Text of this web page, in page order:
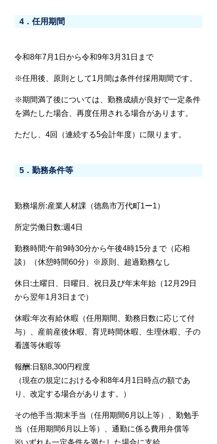
4．任用期間
令和8年7月1日から令和9年3月31日まで
※任用後、原則として1月間は条件付採用期間です。
※期間満了後については、勤務成績が良好で一定条件
を満たした場合、再度任用される場合があります。
ただし、4回（連続する5会計年度）に限ります。
5．勤務条件等
勤務場所:産業人材課（徳島市万代町1ー1）
所定労働日数:週4日
勤務時間:午前9時30分から午後4時15分まで（応相
談）（休憩時間60分）※原則、超過勤務なし
休日:土曜日、日曜日、祝日及び年末年始（12月29日
から翌年1月3日まで）
休暇:年次有給休暇（任用期間、勤務日数に応じて付
与）、産前産後休暇、育児時間休暇、生理休暇、子の
看護等休暇等
報酬:日額8,300円程度
（現在の規定における令和8年4月1日時点の額であ
り、改定する場合があります。）
その他手当:期末手当（任用期間6月以上等）、勤勉手
当（任用期間6月以上等）、通勤に係る費用弁償等
※いずれも一定条件を満たした場合に支給